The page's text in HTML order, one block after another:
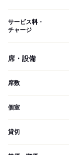
サービス料・
チャージ
席・設備
席数
個室
貸切